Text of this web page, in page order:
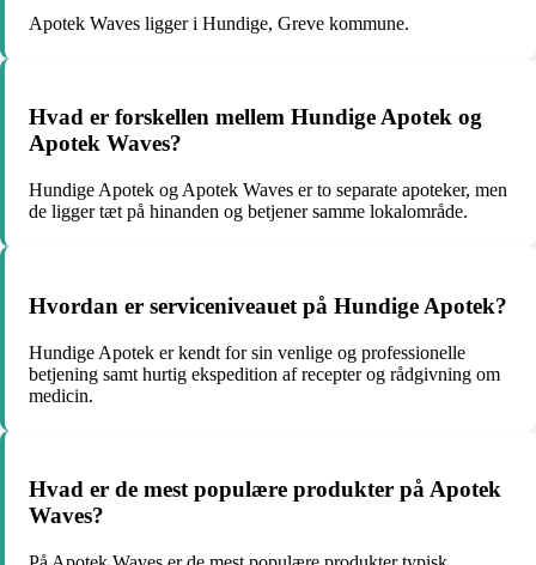
Apotek Waves ligger i Hundige, Greve kommune.
Hvad er forskellen mellem Hundige Apotek og
Apotek Waves?
Hundige Apotek og Apotek Waves er to separate apoteker, men
de ligger tæt på hinanden og betjener samme lokalområde.
Hvordan er serviceniveauet på Hundige Apotek?
Hundige Apotek er kendt for sin venlige og professionelle
betjening samt hurtig ekspedition af recepter og rådgivning om
medicin.
Hvad er de mest populære produkter på Apotek
Waves?